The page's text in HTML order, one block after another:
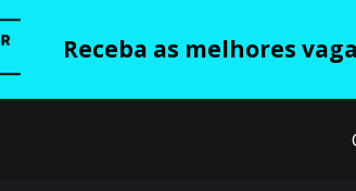
Receba as melhores